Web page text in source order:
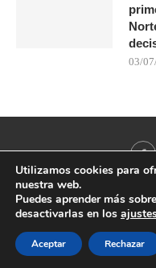
03/
@2021 - All Right
Utilizamos cookies para
nuestra web.
Puedes aprender más
desactivarlas en los
Aceptar Rechazar